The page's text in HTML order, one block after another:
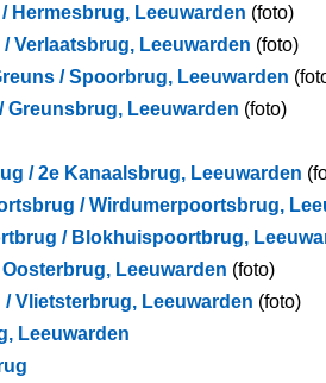
Hermesbrug, Leeuwarden (foto)
Verlaatsbrug, Leeuwarden (foto)
/ Spoorbrug, Leeuwarden
Greunsbrug, Leeuwarden (foto)
/ 2e Kanaalsbrug, Leeuwarden
/ Wirdumerpoortsbrug,
/ Blokhuispoortbrug,
Leeuwarden (foto)
Vlietsterbrug, Leeuwarden (foto)
Leeuwarden